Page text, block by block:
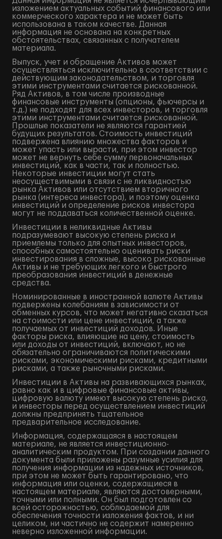
изложением актуальных событий финансового или
коммерческого характера и не может быть
использована в таком качестве. Данная
информация не основана на конкретных
обстоятельствах, связанных с получателем
материала.
Выпуск, учет и обращение Активов может
осуществляться исключительно в соответствии с
действующим законодательством, и торговля
этими инструментами считается рискованной.
Ряд Активов, в том числе производные
финансовые инструменты (опционы, фьючерсы и
т.д.) не подходят для всех инвесторов, и торговля
этими инструментами считается рискованной.
Прошлые показатели не являются гарантией
будущих результатов. Стоимость инвестиций
подвержена влиянию множества факторов и
может упасть или вырасти, при этом инвестор
может не вернуть себе сумму первоначальных
инвестиций, как в части, так и полностью.
Некоторые инвестиции могут стать
неосуществимыми в связи с не ликвидностью
рынка Активов или отсутствием вторичного
рынка (интереса инвестора), и поэтому оценка
инвестиций и определение рисков инвестора
могут не поддаваться количественной оценке.
Инвестиции в неликвидные Активы
подразумевают высокую степень риска и
приемлемы только для опытных инвесторов,
способных самостоятельно оценивать риски
инвестирования в сложные, высоко рискованные
Активы и не требующих легкого и быстрого
преобразования инвестиций в денежные
средства.
Номинированные в иностранной валюте Активы
подвержены колебаниям в зависимости от
обменных курсов, что может негативно сказаться
на стоимости или цене инвестиций, а также
получаемых от инвестиций доходов. Иные
факторы риска, влияющие на цену, стоимость
или доходы от инвестиций, включают, но не
обязательно ограничиваются политическими
рисками, экономическими рисками, кредитными
рисками, а также рыночными рисками.
Инвестиции в Активы на развивающихся рынках,
равно как и в цифровые финансовые активы,
цифровую валюту имеют высокую степень риска,
и инвесторы перед осуществлением инвестиций
должны предпринять тщательное
предварительное исследование.
Информация, содержащаяся в настоящем
материале, не является инвестиционно-
аналитическим продуктом. При создании данного
документа были приложены разумные усилия для
получения информации из надежных источников,
при этом не может быть гарантировано, что
информация или оценки, содержащиеся в
настоящем материале, являются достоверными,
точными или полными. Он был подготовлен со
всей осторожностью, соблюдаемой для
обеспечения точности изложения фактов, и ни
целиком, ни частично не содержит намеренно
неверно изложенной информации.